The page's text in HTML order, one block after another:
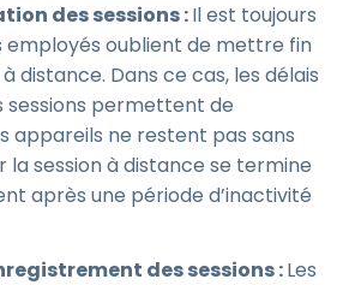
des sessions :Il est toujours
employés oublient de mettre fin
distance. Dans ce cas, les délais
sessions permettent de
appareils ne restent pas sans
la session à distance se termine
après une période d’inactivité
des sessions :Les